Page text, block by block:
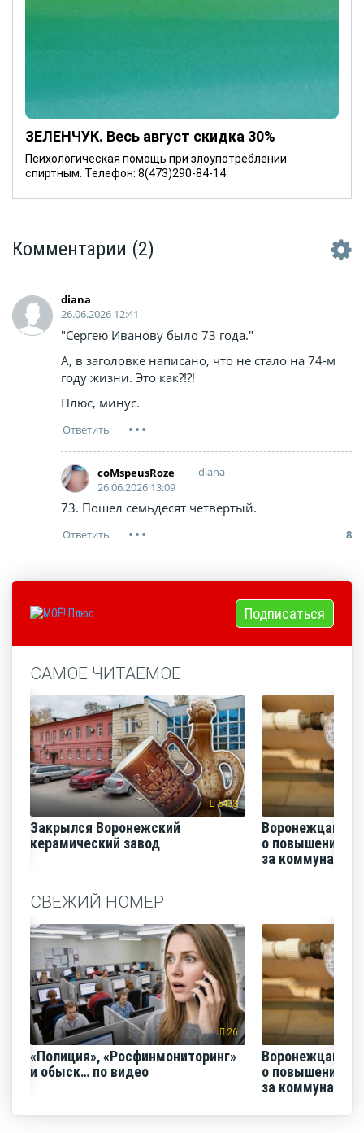
ЗЕЛЕНЧУК. Весь август скидка 30%
Психологическая помощь при злоупотреблении
спиртным. Телефон: 8(473)290-84-14
Комментарии (2)
diana
26.06.2026 12:41
"Сергею Иванову было 73 года."
А, в заголовке написано, что не стало на 74-м
году жизни. Это как?!?!
Плюс, минус.
coMspeusRoze
diana
26.06.2026 13:09
73. Пошел семьдесят четвертый.
8
Подписаться
САМОЕ ЧИТАЕМОЕ
5433
Закрылся Воронежский
керамический завод
Воронежцам
о повышении
за
СВЕЖИЙ НОМЕР
26
«Полиция», «Росфинмониторинг»
и обыск… по видео
Воронежцам
о повышении
за